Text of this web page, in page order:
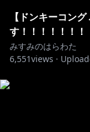
ぬ抜け道や隠さ
▼ポリーンの歌声
「バナンザ」と
【ドンキーコン
す！！！！！！！
みすみのはらわた
6,551views ·